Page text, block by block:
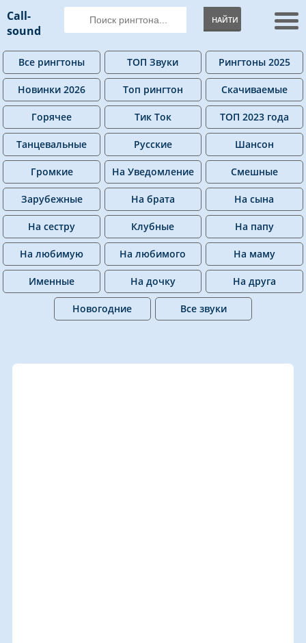
Call-
sound
НАЙТИ
Все рингтоны ТОП Звуки Рингтоны 2025
Новинки 2026 Топ рингтон Скачиваемые
Горячее Тик Ток ТОП 2023 года
Танцевальные Русские Шансон
Громкие На Уведомление Смешные
Зарубежные На брата На сына
На сестру Клубные На папу
На любимую На любимого На маму
Именные На дочку На друга
Новогодние Все звуки